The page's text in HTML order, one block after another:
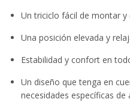
Un triciclo fácil de montar y
Una posición elevada y
Estabilidad y confort en
Un diseño que tenga en
necesidades específicas de